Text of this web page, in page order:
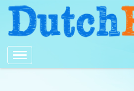
Toggle
navigation